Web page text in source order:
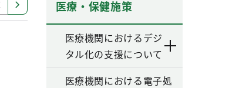
し検討部会 改定部会（第六次改定）
医療・保健施策
医療機関におけるデジ
タル化の支援について
医療機関における電子処